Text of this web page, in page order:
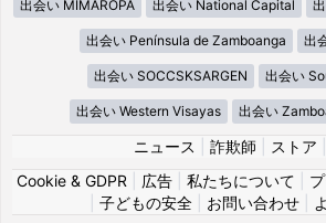
出会い MIMAROPA 出会い National Capital
出会い Península de Zamboanga 出
出会い SOCCSKSARGEN 出会い
出会い Western Visayas 出会い
ニュース 詐欺師 ストア
Cookie & GDPR
広告 私たちについて
子どもの安全| お問い合わせ|